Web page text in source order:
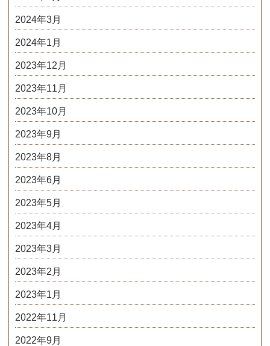
2024年3月
2024年1月
2023年12月
2023年11月
2023年10月
2023年9月
2023年8月
2023年6月
2023年5月
2023年4月
2023年3月
2023年2月
2023年1月
2022年11月
2022年9月